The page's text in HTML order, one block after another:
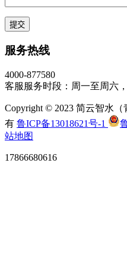
服务热线
4000-877580
客服服务时段：周一至周六
Copyright © 2023 简云智水
有 鲁ICP备13018621号-1
站地图
17866680616